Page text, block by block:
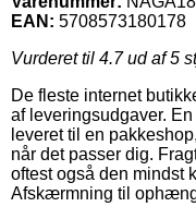
EAN: 5708573180178
Vurderet til 4.7ud af 5
De fleste internet
af leveringsudgaver.
leveret til en
når det passer dig.
oftest også den mindst
Afskærmning til